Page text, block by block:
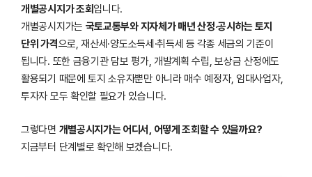
개별공시지가 조회입니다.
개별공시지가는 국토교통부와 지자체가 매년 산정·공시하는 토지
단위 가격으로, 재산세·양도소득세·취득세 등 각종 세금의 기준이
됩니다. 또한 금융기관 담보 평가, 개발계획 수립, 보상금 산정에도
활용되기 때문에 토지 소유자뿐만 아니라 매수 예정자, 임대사업자,
투자자 모두 확인할 필요가 있습니다.
그렇다면 개별공시지가는 어디서, 어떻게 조회할 수 있을까요?
지금부터 단계별로 확인해 보겠습니다.